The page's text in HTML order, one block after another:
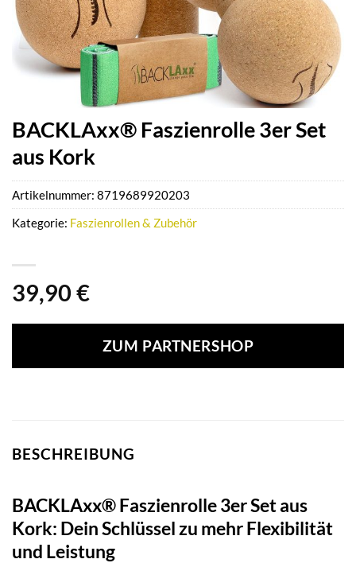
BACKLAxx® Faszienrolle 3er Set
aus Kork
39,90 €
ZUM PARTNERSHOP
Artikelnummer: 8719689920203
Kategorie: Faszienrollen & Zubehör
BESCHREIBUNG
BACKLAxx® Faszienrolle 3er Set aus
Kork: Dein Schlüssel zu mehr Flexibilität
und Leistung